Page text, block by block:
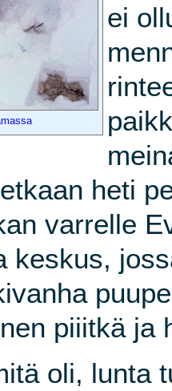
ei
heti
varrelle
keskus,
piiitkä ja
oli, lunta